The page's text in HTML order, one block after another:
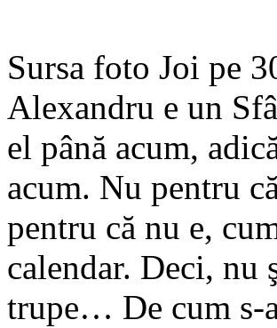
Sursa foto Joi pe
Alexandru e un
el până acum,
acum. Nu pentru
pentru că nu e,
calendar. Deci, nu
trupe… De cum s-